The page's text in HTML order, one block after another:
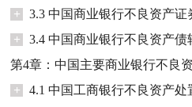
+
3.3 中国商业银行不良资产证
+
3.4 中国商业银行不良资产债
第4章：中国主要商业银行不良
+
4.1 中国工商银行不良资产处